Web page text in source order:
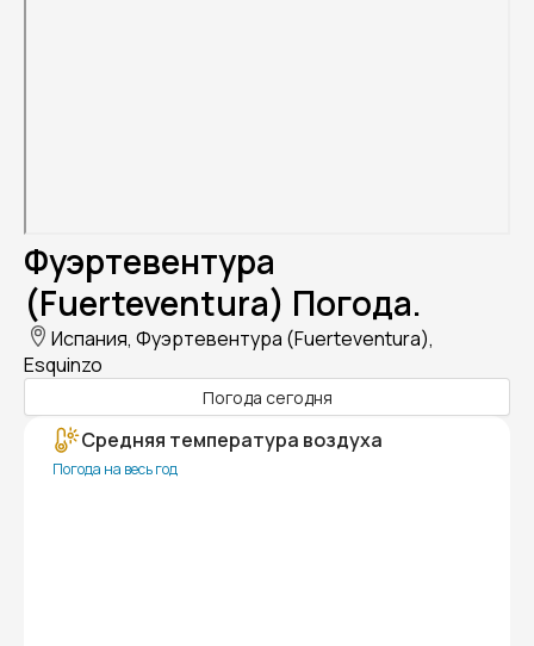
Фуэртевентура
(Fuerteventura) Погода.
Испания, Фуэртевентура (Fuerteventura),
Esquinzo
Погода сегодня
Средняя температура воздуха
Погода на весь год